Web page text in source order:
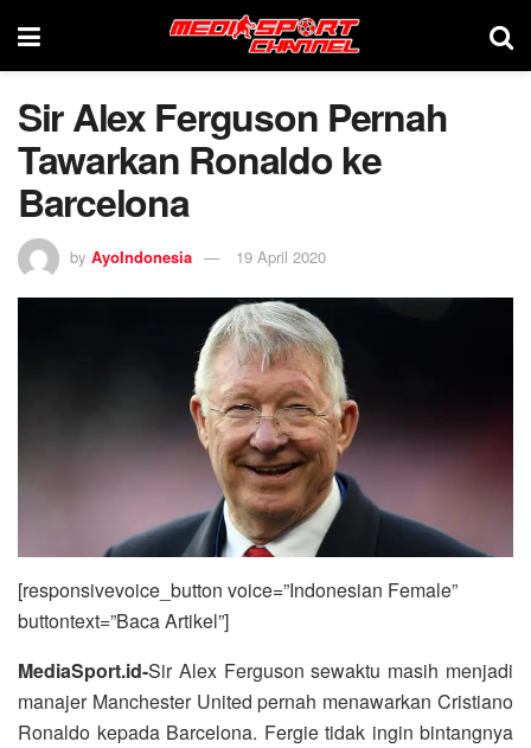
Sir Alex Ferguson Pernah
Tawarkan Ronaldo ke
Barcelona
by AyoIndonesia 19 April 2020
[responsivevoice_button voice=”Indonesian Female”
buttontext=”Baca Artikel”]
MediaSport.id-Sir Alex Ferguson sewaktu masih menjadi
manajer Manchester United pernah menawarkan Cristiano
Ronaldo kepada Barcelona. Fergie tidak ingin bintangnya